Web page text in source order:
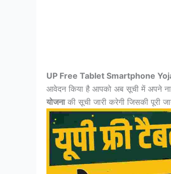
UP Free Tablet Smartphone
आवेदन किया है आपको अब सूची में अपने
योजनाकी सूची जारी करेगी जिसकी पूरी